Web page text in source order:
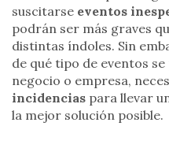
suscitarse eventos
podrán ser más graves
distintas índoles. Sin
de qué tipo de eventos
negocio o empresa,
incidencias para llevar
la mejor solución posible.